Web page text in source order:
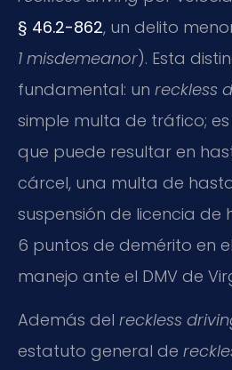
§ 46.2-862, un delito
1 misdemeanor). Esta
fundamental: un reckless
simple multa de tráfico;
que puede resultar en
cárcel, una multa de
suspensión de licencia de
6 puntos de demérito en
manejo ante el DMV de
Además del reckless
estatuto general de